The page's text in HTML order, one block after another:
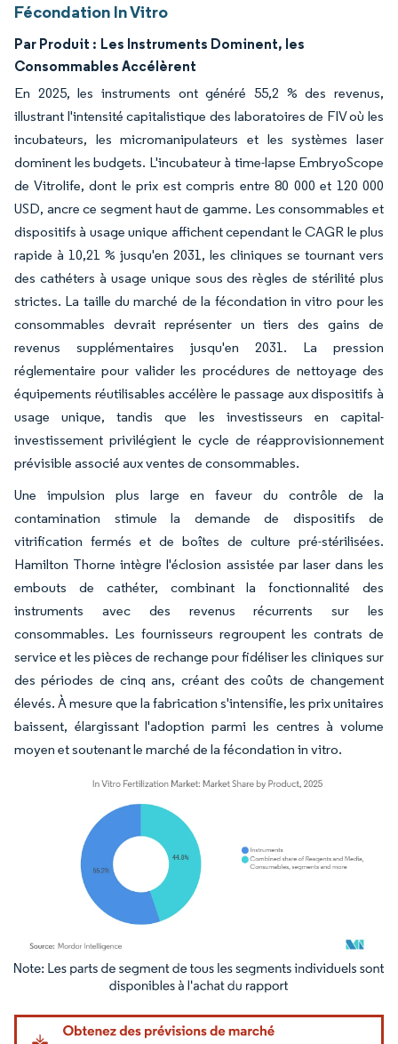
Fécondation In Vitro
Par Produit : Les Instruments Dominent, les
Consommables Accélèrent
En 2025, les instruments ont généré 55,2 % des revenus,
illustrant l'intensité capitalistique des laboratoires de FIV où les
incubateurs, les micromanipulateurs et les systèmes laser
dominent les budgets. L'incubateur à time-lapse EmbryoScope
de Vitrolife, dont le prix est compris entre 80 000 et 120 000
USD, ancre ce segment haut de gamme. Les consommables et
dispositifs à usage unique affichent cependant le CAGR le plus
rapide à 10,21 % jusqu'en 2031, les cliniques se tournant vers
des cathéters à usage unique sous des règles de stérilité plus
strictes. La taille du marché de la fécondation in vitro pour les
consommables devrait représenter un tiers des gains de
revenus supplémentaires jusqu'en 2031. La pression
réglementaire pour valider les procédures de nettoyage des
équipements réutilisables accélère le passage aux dispositifs à
usage unique, tandis que les investisseurs en capital-
investissement privilégient le cycle de réapprovisionnement
prévisible associé aux ventes de consommables.
Une impulsion plus large en faveur du contrôle de la
contamination stimule la demande de dispositifs de
vitrification fermés et de boîtes de culture pré-stérilisées.
Hamilton Thorne intègre l'éclosion assistée par laser dans les
embouts de cathéter, combinant la fonctionnalité des
instruments avec des revenus récurrents sur les
consommables. Les fournisseurs regroupent les contrats de
service et les pièces de rechange pour fidéliser les cliniques sur
des périodes de cinq ans, créant des coûts de changement
élevés. À mesure que la fabrication s'intensifie, les prix unitaires
baissent, élargissant l'adoption parmi les centres à volume
moyen et soutenant le marché de la fécondation in vitro.
Image © Mordor Intelligence. La réutilisation nécessite une attribution sous CC BY